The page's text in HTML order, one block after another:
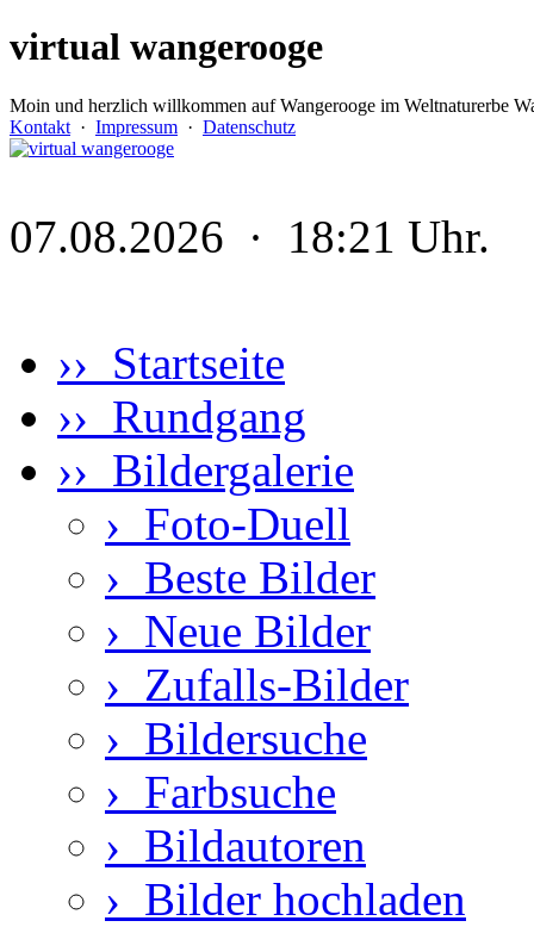
virtual wangerooge
Moin und herzlich willkommen auf Wangerooge im Weltnaturerbe
Kontakt · Impressum · Datenschutz
07.08.2026 · 18:21 Uhr.
›› Startseite
›› Rundgang
›› Bildergalerie
› Foto-Duell
› Beste Bilder
› Neue Bilder
› Zufalls-Bilder
› Bildersuche
› Farbsuche
› Bildautoren
› Bilder hochladen